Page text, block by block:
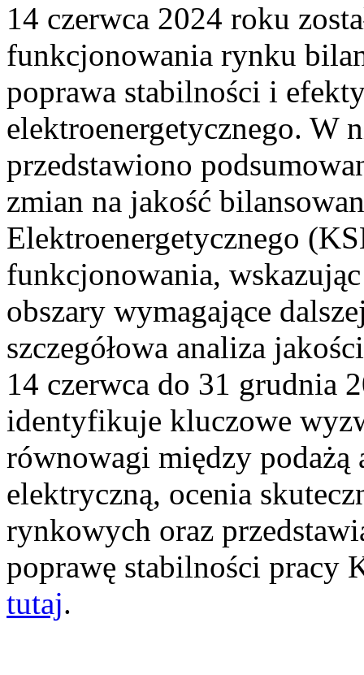
14 czerwca 2024 roku
funkcjonowania rynku
poprawa stabilności i
elektroenergetycznego. W
przedstawiono
zmian na jakość
Elektroenergetycznego
funkcjonowania,
obszary wymagające
szczegółowa analiza
14 czerwca do 31 grudnia
identyfikuje kluczowe
równowagi między podażą
elektryczną, ocenia
rynkowych oraz
poprawę stabilności pracy
tutaj.